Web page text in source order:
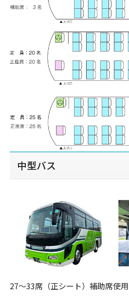
中型バス
27～33席（正シート）補助席使